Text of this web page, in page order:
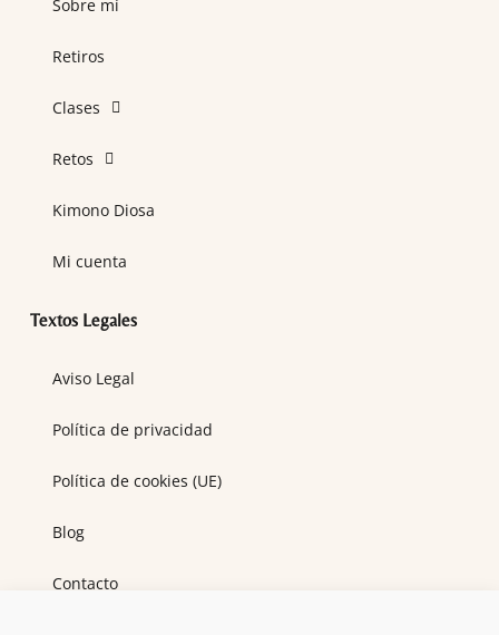
Sobre mí
Retiros
Clases
Retos
Kimono Diosa
Mi cuenta
Textos Legales
Aviso Legal
Política de privacidad
Política de cookies (UE)
Blog
Contacto